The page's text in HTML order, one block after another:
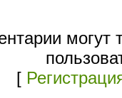
могут
[